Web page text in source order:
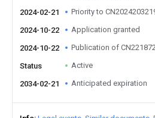
2024-02-21
Priority to
2024-10-22 Application granted
2024-10-22 Publication of
Status Active
2034-02-21 Anticipated expiration